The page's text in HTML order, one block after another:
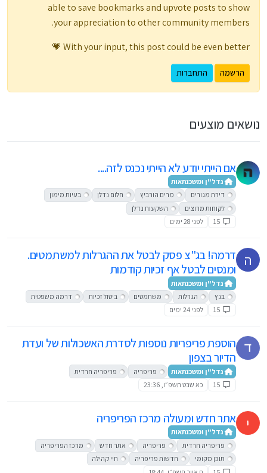
able to save bookmarks and upvote posts to show
your appreciation to other community members.
With your input, this post could be even better 💗
הרשמה התחברות
נושאים מוצעים
אם הייתי יודע לא הייתי נכנס לזה....
נדל"ן ומשכנתאות
דירת מגורים
מרים הורביץ חלום נדלן
בעיות מימון
לקוחות מרוצים
השקעות נדלן
15
לפני 28 ימים
ה
דרמה! בג"צ פסק לבטל את ההגרלות למשתמטים.
ומנסים לבטל אף זכיות קודמות
נדל"ן ומשכנתאות
בגץ
הגרלות משתמטים ביטול זכיות
דרמה משפטית
15
לפני 24 ימים
הוספת פריפריות נוספות לסדרת האשכולות של ועדת
הדיור בצפון
נדל"ן ומשכנתאות פריפריה
פריפריה חרדית
15
כא שבט תשפ״ו, 23:36
י אתר חדש ומעולה מרכז הפריפריה
נדל"ן ומשכנתאות
פריפריה חרדית
פריפריה אתר חדש
מרכז הפריפריה
תוכן מקומי
חדשות פריפריה
חיי קהילה